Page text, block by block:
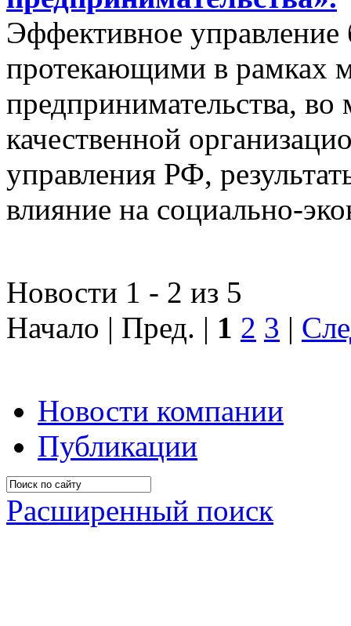
Эффективное управление
протекающими в рамках
предпринимательства,
качественной
управления РФ,
влияние на социально-
Новости 1 - 2 из 5
Начало | Пред. | 1 2 3 |
Новости компании
Публикации
Расширенный поиск